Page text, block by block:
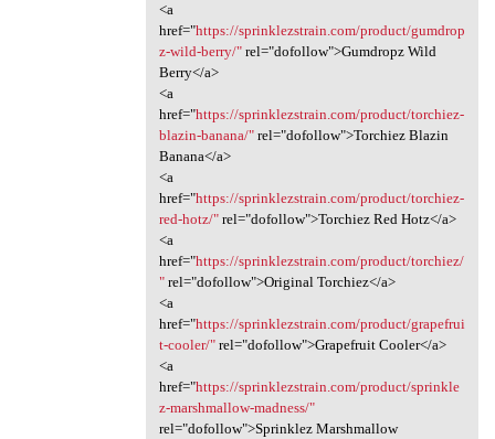
<a
href="https://sprinklezstrain.com/product/gumdrop
z-wild-berry/"rel="dofollow">Gumdropz Wild
Berry</a>
<a
href="https://sprinklezstrain.com/product/torchiez-
blazin-banana/"rel="dofollow">Torchiez Blazin
Banana</a>
<a
href="https://sprinklezstrain.com/product/torchiez-
red-hotz/"rel="dofollow">Torchiez Red Hotz</a>
<a
href="https://sprinklezstrain.com/product/torchiez/
"rel="dofollow">Original Torchiez</a>
<a
href="https://sprinklezstrain.com/product/grapefrui
t-cooler/"rel="dofollow">Grapefruit Cooler</a>
<a
href="https://sprinklezstrain.com/product/sprinkle
z-marshmallow-madness/"
rel="dofollow">Sprinklez Marshmallow